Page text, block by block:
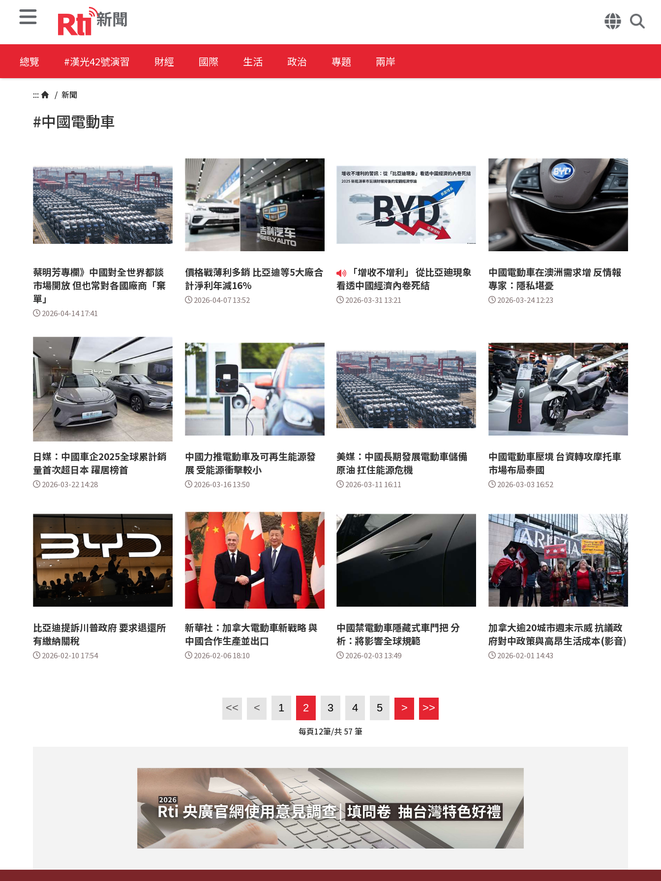
新聞
總覽 #漢光42號演習 財經 國際 生活 政治 專題 兩岸
::: / 新聞
#中國電動車
蔡明芳專欄》中國對全世界都談
市場開放 但也常對各國廠商「棄
單」
2026-04-14 17:41
價格戰薄利多銷 比亞迪等5大廠合
計淨利年減16%
2026-04-07 13:52
「增收不增利」 從比亞廸現象
看透中國經濟內卷死結
2026-03-31 13:21
中國電動車在澳洲需求增 反情報
專家：隱私堪憂
2026-03-24 12:23
日媒：中國車企2025全球累計銷
量首次超日本 躍居榜首
2026-03-22 14:28
中國力推電動車及可再生能源發
展 受能源衝擊較小
2026-03-16 13:50
美媒：中國長期發展電動車儲備
原油 扛住能源危機
2026-03-11 16:11
中國電動車壓境 台資轉攻摩托車
市場布局泰國
2026-03-03 16:52
比亞迪提訴川普政府 要求退還所
有繳納關稅
2026-02-10 17:54
新華社：加拿大電動車新戰略 與
中國合作生產並出口
2026-02-06 18:10
中國禁電動車隱藏式車門把 分
析：將影響全球規範
2026-02-03 13:49
加拿大逾20城市週末示威 抗議政
府對中政策與高昂生活成本(影音)
2026-02-01 14:43
<< < 1 2 3 4 5 > >>
每頁12筆/共 57 筆